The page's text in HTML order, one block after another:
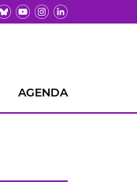
AGENDA